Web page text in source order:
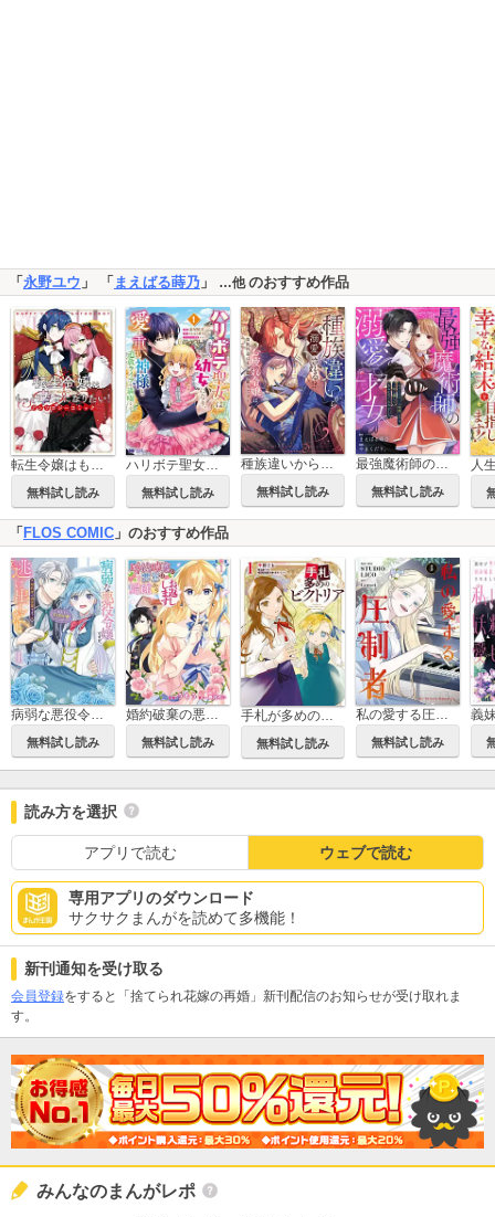
「永野ユウ 」 「 まえばる蒔乃 」 …他のおすすめ作品
無料試し読み 無料試し読み
種族違いから溺愛される！？～お疲れ令嬢は貴族社会にもう懲り懲りです～アンソロジーコミック
無料試し読み
最強魔術師の溺愛才女 ～元パートナーと復縁したら、二度と離してもらえなくなりました～
無料試し読み
「FLOS COMIC 」のおすすめ作品
病弱な悪役令嬢ですが、婚約者が過保護すぎて逃げ出したい(私たち犬猿の仲でしたよね!?)
無料試し読み
婚約破棄の悪意は娼館からお返しします
無料試し読み 無料試し読み
私の愛する圧制者
無料試し読み
読み方を選択
アプリで読む ウェブで読む
専用アプリのダウンロード
サクサクまんがを読めて多機能！
新刊通知を受け取る
会員登録をすると「捨てられ花嫁の再婚」新刊配信のお知らせが受け取れま
す。
みんなのまんがレポ